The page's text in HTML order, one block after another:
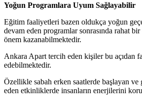
Yoğun Programlara Uyum Sağlayabilir
Eğitim faaliyetleri bazen oldukça yoğun
devam eden programlar sonrasında rahat
önem kazanabilmektedir.
Ankara Apart tercih eden kişiler bu açıdan
edebilmektedir.
Özellikle sabah erken saatlerde başlayan
eden etkinliklerde insanların enerjilerini